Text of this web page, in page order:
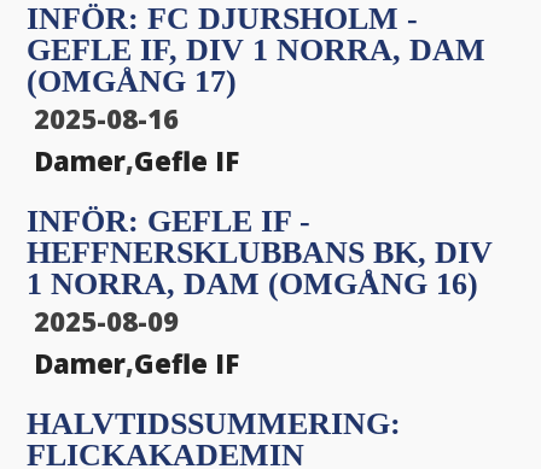
INFÖR: FC DJURSHOLM -
GEFLE IF, DIV 1 NORRA, DAM
(OMGÅNG 17)
2025-08-16
Damer,Gefle IF
INFÖR: GEFLE IF -
HEFFNERSKLUBBANS BK, DIV
1 NORRA, DAM (OMGÅNG 16)
2025-08-09
Damer,Gefle IF
HALVTIDSSUMMERING:
FLICKAKADEMIN